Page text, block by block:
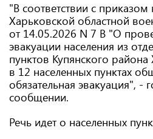
"В соответствии с приказом
Харьковской областной
от 14.05.2026 N 7 В "О
эвакуации населения из
пунктов Купянского
в 12 населенных пунктах
обязательная эвакуация", -
сообщении.
Речь идет о населенных